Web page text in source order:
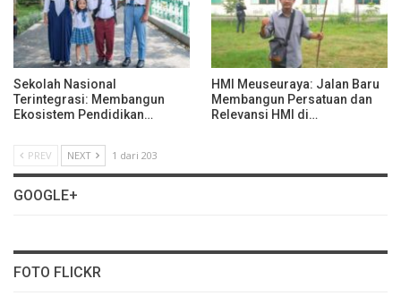
Sekolah Nasional
Terintegrasi: Membangun
Ekosistem Pendidikan…
HMI Meuseuraya: Jalan Baru
Membangun Persatuan dan
Relevansi HMI di…
PREV NEXT 1 dari 203
GOOGLE+
FOTO FLICKR